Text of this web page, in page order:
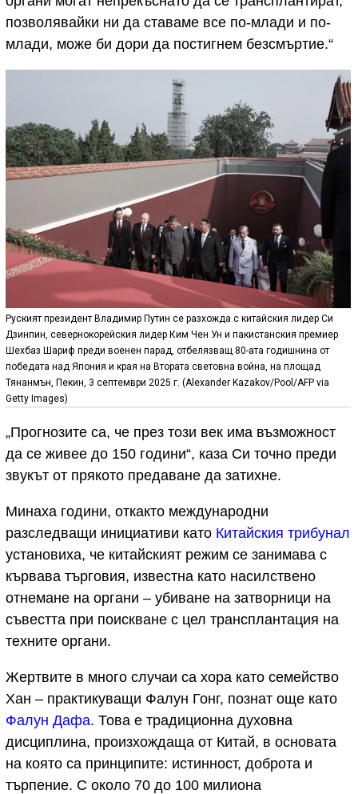
позволявайки ни да ставаме все по-млади и по-
млади, може би дори да постигнем безсмъртие.“
Руският президент Владимир Путин се разхожда с китайския лидер Си
Дзинпин, севернокорейския лидер Ким Чен Ун и пакистанския премиер
Шехбаз Шариф преди военен парад, отбелязващ 80-ата годишнина от
победата над Япония и края на Втората световна война, на площад
Тянанмън, Пекин, 3 септември 2025 г. (Alexander Kazakov/Pool/AFP via
Getty Images)
„Прогнозите са, че през този век има възможност
да се живее до 150 години“, каза Си точно преди
звукът от прякото предаване да затихне.
Минаха години, откакто международни
разследващи инициативи като Китайския трибунал
установиха, че китайският режим се занимава с
кървава търговия, известна като насилствено
отнемане на органи – убиване на затворници на
съвестта при поискване с цел трансплантация на
техните органи.
Жертвите в много случаи са хора като семейство
Хан – практикуващи Фалун Гонг, познат още като
Фалун Дафа. Това е традиционна духовна
дисциплина, произхождаща от Китай, в основата
на която са принципите: истинност, доброта и
търпение. С около 70 до 100 милиона